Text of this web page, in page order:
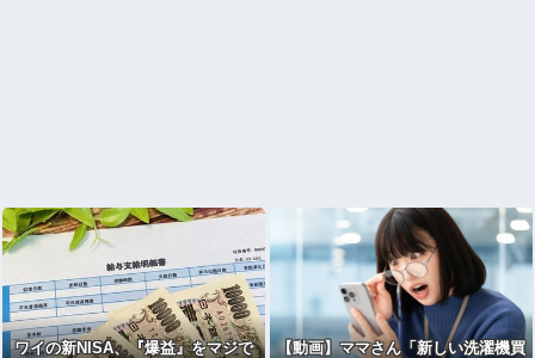
ワイの新NISA、『爆益』をマジで
【動画】ママさん「新しい洗濯機買